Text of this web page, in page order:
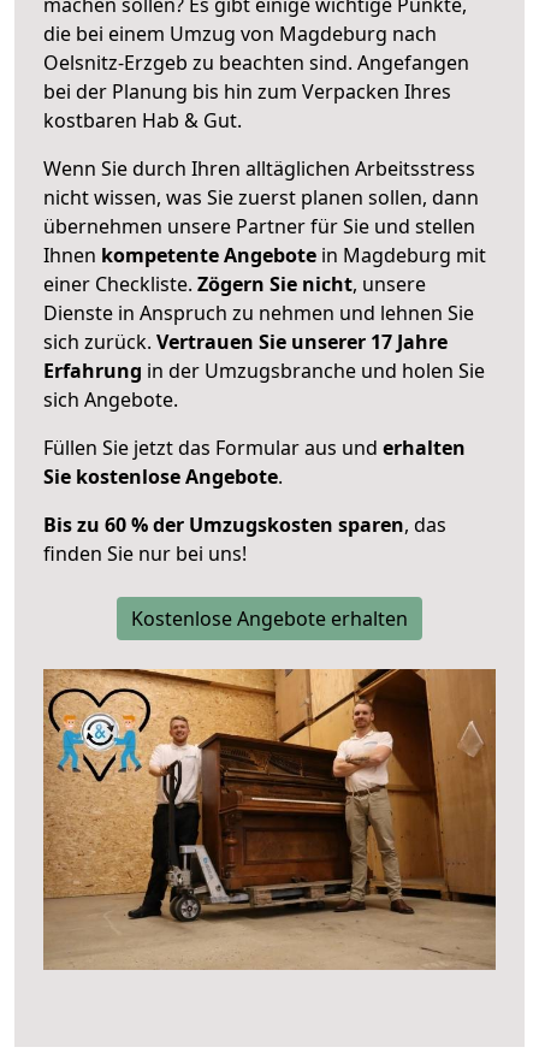
die bei einem Umzug von Magdeburg nach
Oelsnitz-Erzgeb zu beachten sind. Angefangen
bei der Planung bis hin zum Verpacken Ihres
kostbaren Hab & Gut.
Wenn Sie durch Ihren alltäglichen Arbeitsstress
nicht wissen, was Sie zuerst planen sollen, dann
übernehmen unsere Partner für Sie und stellen
Ihnen kompetente Angebote in Magdeburg mit
einer Checkliste. Zögern Sie nicht, unsere
Dienste in Anspruch zu nehmen und lehnen Sie
sich zurück. Vertrauen Sie unserer 17 Jahre
Erfahrung in der Umzugsbranche und holen Sie
sich Angebote.
Füllen Sie jetzt das Formular aus und erhalten
Sie kostenlose Angebote.
Bis zu 60 % der Umzugskosten sparen, das
finden Sie nur bei uns!
Kostenlose Angebote erhalten